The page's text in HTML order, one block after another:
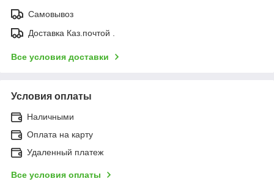
Самовывоз
Доставка Каз.почтой .
Все условия доставки
Условия оплаты
Наличными
Оплата на карту
Удаленный платеж
Все условия оплаты